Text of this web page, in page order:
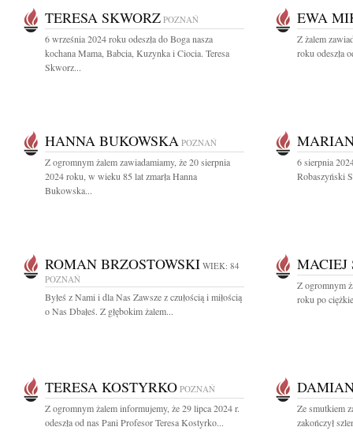
TERESA SKWORZ POZNAŃ
6 września 2024 roku odeszła do Boga nasza
kochana Mama, Babcia, Kuzynka i Ciocia. Teresa
Skworz...
EWA
Z żalem
roku odeszła
HANNA BUKOWSKA POZNAŃ
Z ogromnym żalem zawiadamiamy, że 20 sierpnia
2024 roku, w wieku 85 lat zmarła Hanna
Bukowska...
6 sierpnia
Robaszyński
ROMAN BRZOSTOWSKI WIEK: 84
POZNAŃ
Byłeś z Nami i dla Nas Zawsze z czułością i miłością
o Nas Dbałeś. Z głębokim żalem...
MACIEJ
Z ogromnym
roku po
TERESA KOSTYRKO POZNAŃ
Z ogromnym żalem informujemy, że 29 lipca 2024 r.
odeszła od nas Pani Profesor Teresa Kostyrko...
Ze smutkiem
zakończył